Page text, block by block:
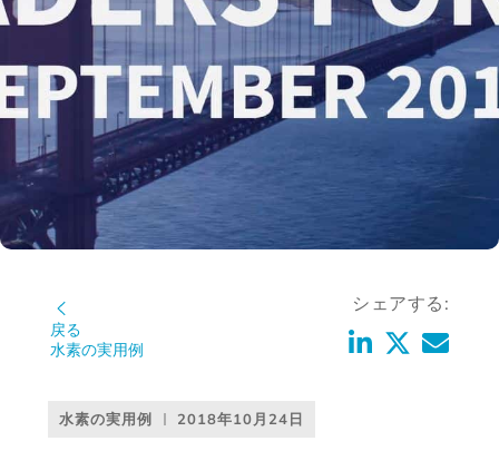
戻る
水素の実用例
シェアする:
水素の実用例 2018年10月24日